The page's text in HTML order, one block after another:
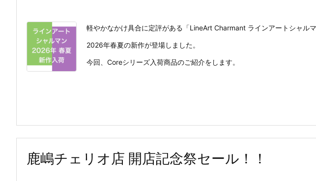
軽やかなかけ具合に定評がある「LineArt Charmant ラインアートシャルマ
2026年春夏の新作が登場しました。
今回、Coreシリーズ入荷商品のご紹介をします。
鹿嶋チェリオ店 開店記念祭セール！！